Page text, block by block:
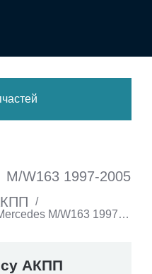
M/W163 1997-2005
/
M/W163 1997-
АКПП